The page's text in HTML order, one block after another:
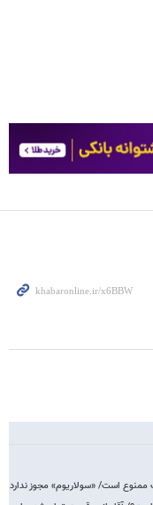
ممنوع است/ «سولاریوم» مجوز ندارد